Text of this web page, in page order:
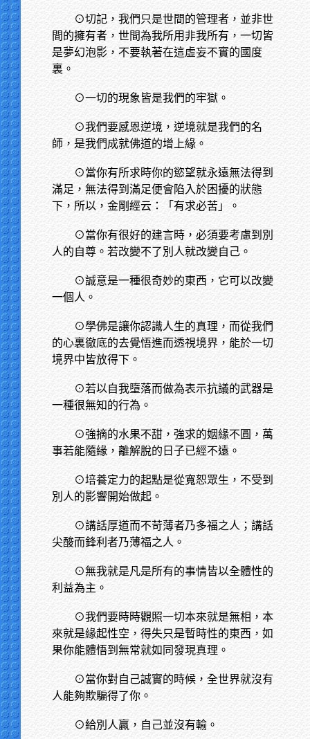
⊙切記，我們只是世間的管理者，並非世
間的擁有者，世間為我所用非我所有，一切皆
是夢幻泡影，不要執著在這虛妄不實的國度
裏。
⊙一切的現象皆是我們的牢獄。
⊙我們要感恩逆境，逆境就是我們的名
師，是我們成就佛道的增上緣。
⊙當你有所求時你的慾望就永遠無法得到
滿足，無法得到滿足便會陷入於困擾的狀態
下，所以，金剛經云：「有求必苦」。
⊙當你有很好的建言時，必須要考慮到別
人的自尊。若改變不了別人就改變自己。
⊙誠意是一種很奇妙的東西，它可以改變
一個人。
⊙學佛是讓你認識人生的真理，而從我們
的心裏徹底的去覺悟進而透視境界，能於一切
境界中皆放得下。
⊙若以自我墮落而做為表示抗議的武器是
一種很無知的行為。
⊙強摘的水果不甜，強求的姻緣不圓，萬
事若能隨緣，離解脫的日子已經不遠。
⊙培養定力的起點是從寬恕眾生，不受到
別人的影響開始做起。
⊙講話厚道而不苛薄者乃多福之人；講話
尖酸而鋒利者乃薄福之人。
⊙無我就是凡是所有的事情皆以全體性的
利益為主。
⊙我們要時時觀照一切本來就是無相，本
來就是緣起性空，得失只是暫時性的東西，如
果你能體悟到無常就如同發現真理。
⊙當你對自己誠實的時候，全世界就沒有
人能夠欺騙得了你。
⊙給別人贏，自己並沒有輸。